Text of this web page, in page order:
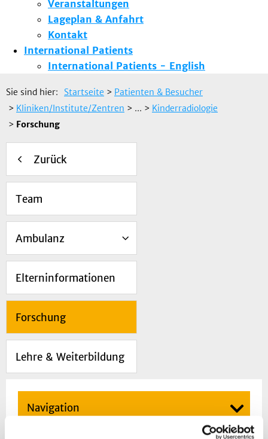
Veranstaltungen
Lageplan & Anfahrt
Kontakt
International Patients
International Patients - English
Sie sind hier: Startseite > Patienten & Besucher
> Kliniken/Institute/Zentren > ... > Kinderradiologie
> Forschung
Zurück
Team
Ambulanz
Elterninformationen
Forschung
Lehre & Weiterbildung
Navigation